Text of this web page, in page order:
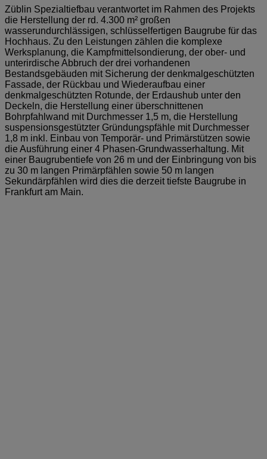
Züblin Spezialtiefbau verantwortet im Rahmen des Projekts
die Herstellung der rd. 4.300 m² großen
wasserundurchlässigen, schlüsselfertigen Baugrube für das
Hochhaus. Zu den Leistungen zählen die komplexe
Werksplanung, die Kampfmittelsondierung, der ober- und
unterirdische Abbruch der drei vorhandenen
Bestandsgebäuden mit Sicherung der denkmalgeschützten
Fassade, der Rückbau und Wiederaufbau einer
denkmalgeschützten Rotunde, der Erdaushub unter den
Deckeln, die Herstellung einer überschnittenen
Bohrpfahlwand mit Durchmesser 1,5 m, die Herstellung
suspensionsgestützter Gründungspfähle mit Durchmesser
1,8 m inkl. Einbau von Temporär- und Primärstützen sowie
die Ausführung einer 4 Phasen-Grundwasserhaltung. Mit
einer Baugrubentiefe von 26 m und der Einbringung von bis
zu 30 m langen Primärpfählen sowie 50 m langen
Sekundärpfählen wird dies die derzeit tiefste Baugrube in
Frankfurt am Main.